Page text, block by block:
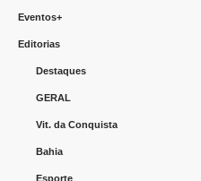
Eventos+
Editorias
Destaques
GERAL
Vit. da Conquista
Bahia
Esporte